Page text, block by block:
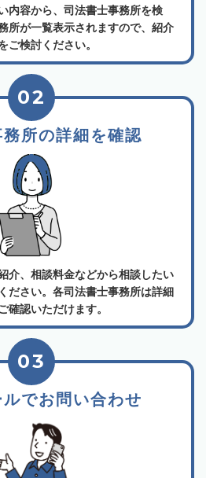
内容から、司法書士事務所を検
所が一覧表示されますので、紹介
ご検討ください。
所の詳細を確認
02
介、相談料金などから相談したい
ださい。各司法書士事務所は詳細
確認いただけます。
でお問い合わせ
03